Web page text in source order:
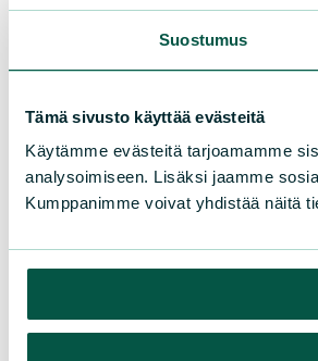
Suostumus
Tämä sivusto käyttää evästeitä
Käytämme evästeitä tarjoamamme
analysoimiseen. Lisäksi jaamme
Kumppanimme voivat yhdistää näitä